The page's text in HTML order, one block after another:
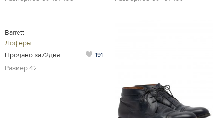
Barrett
Лоферы
Продано за72дня
191
Размер:42